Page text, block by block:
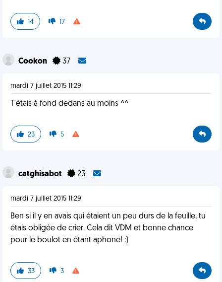
14 17
Cookon 37
mardi 7 juillet 2015 11:29
T'étais à fond dedans au moins ^^
23 5
catghisabot 23
mardi 7 juillet 2015 11:29
Ben si il y en avais qui étaient un peu durs de la feuille, tu
étais obligée de crier. Cela dit VDM et bonne chance
pour le boulot en étant aphone! :)
33 3